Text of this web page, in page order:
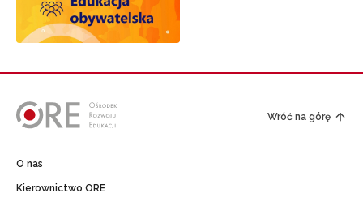
Wróć na górę
O nas
Kierownictwo ORE